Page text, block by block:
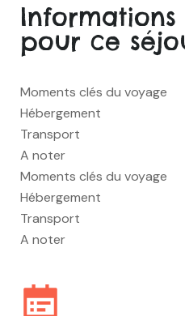
pour ce
Moments clés du voyage
Hébergement
Transport
A noter
Moments clés du voyage
Hébergement
Transport
A noter